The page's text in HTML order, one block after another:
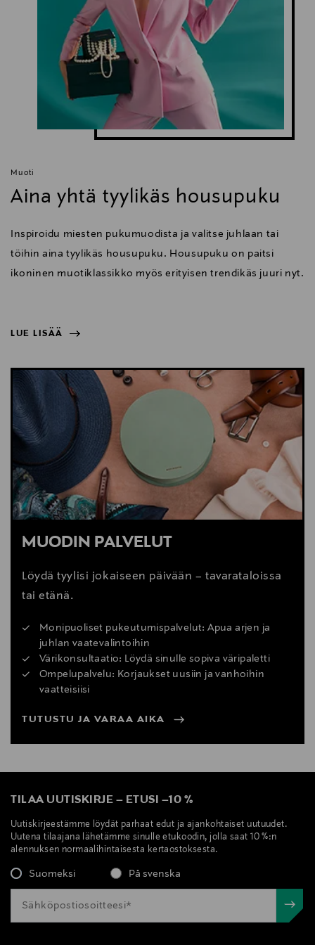
Muoti
Aina yhtä tyylikäs housupuku
Inspiroidu miesten pukumuodista ja valitse juhlaan tai
töihin aina tyylikäs housupuku. Housupuku on paitsi
ikoninen muotiklassikko myös erityisen trendikäs juuri nyt.
LUE LISÄÄ
LUE LISÄÄ
MUODIN PALVELUT
Löydä tyylisi jokaiseen päivään – tavarataloissa
tai etänä.
Monipuoliset pukeutumispalvelut: Apua arjen ja
juhlan vaatevalintoihin
Värikonsultaatio: Löydä sinulle sopiva väripaletti
Ompelupalvelu: Korjaukset uusiin ja vanhoihin
vaatteisiisi
TUTUSTU JA VARAA AIKA
TILAA UUTISKIRJE – ETUSI –10 %
Uutiskirjeestämme löydät parhaat edut ja ajankohtaiset uutuudet.
Uutena tilaajana lähetämme sinulle etukoodin, jolla saat 10 %:n
alennuksen normaalihintaisesta kertaostoksesta.
Suomeksi På svenska